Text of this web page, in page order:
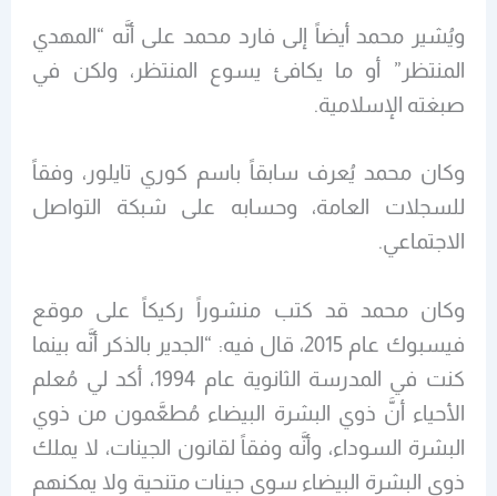
ويُشير محمد أيضاً إلى فارد محمد على أنَّه “المهدي
المنتظر” أو ما يكافئ يسوع المنتظر، ولكن في
صبغته الإسلامية.
وكان محمد يُعرف سابقاً باسم كوري تايلور، وفقاً
للسجلات العامة، وحسابه على شبكة التواصل
الاجتماعي.
وكان محمد قد كتب منشوراً ركيكاً على موقع
فيسبوك عام 2015، قال فيه: “الجدير بالذكر أنَّه بينما
كنت في المدرسة الثانوية عام 1994، أكد لي مُعلم
الأحياء أنَّ ذوي البشرة البيضاء مُطعَّمون من ذوي
البشرة السوداء، وأنَّه وفقاً لقانون الجينات، لا يملك
ذوي البشرة البيضاء سوى جينات متنحية ولا يمكنهم